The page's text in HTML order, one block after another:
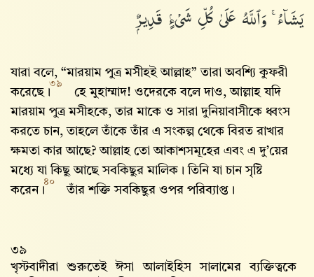
يَشَآءُ ۚ وَٱللَّهُ عَلَىٰ كُلِّ شَىْءٍۢ قَدِيرٌۭ
যারা বলে, “মারয়াম পুত্র মসীহই আল্লাহ” তারা অবশ্যি কুফরী
করেছে।
৩৯
হে মুহাম্মাদ! ওদেরকে বলে দাও, আল্লাহ‌ যদি
মারয়াম পুত্র মসীহকে, তার মাকে ও সারা দুনিয়াবাসীকে ধ্বংস
করতে চান, তাহলে তাঁকে তাঁর এ সংকল্প থেকে বিরত রাখার
ক্ষমতা কার আছে? আল্লাহ‌ তো আকাশসমূহের এবং এ দু’য়ের
মধ্যে যা কিছু আছে সবকিছুর মালিক। তিনি যা চান সৃষ্টি
করেন।
৪০
তাঁর শক্তি সবকিছুর ওপর পরিব্যাপ্ত।
৩৯
খৃস্টবাদীরা শুরুতেই ঈসা আলাইহিস সালামের ব্যক্তিত্বকে